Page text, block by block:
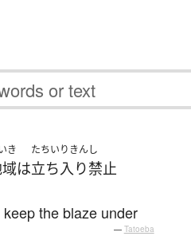
き
は
たちいりきんし
立ち入り禁止
the blaze under
— Tatoeba